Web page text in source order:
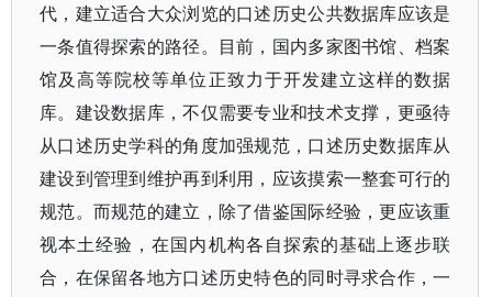
代，建立适合大众浏览的口述历史公共数据库应该是
一条值得探索的路径。目前，国内多家图书馆、档案
馆及高等院校等单位正致力于开发建立这样的数据
库。建设数据库，不仅需要专业和技术支撑，更亟待
从口述历史学科的角度加强规范，口述历史数据库从
建设到管理到维护再到利用，应该摸索一整套可行的
规范。而规范的建立，除了借鉴国际经验，更应该重
视本土经验，在国内机构各自探索的基础上逐步联
合，在保留各地方口述历史特色的同时寻求合作，一